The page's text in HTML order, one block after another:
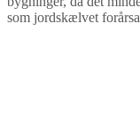
som jordskælvet